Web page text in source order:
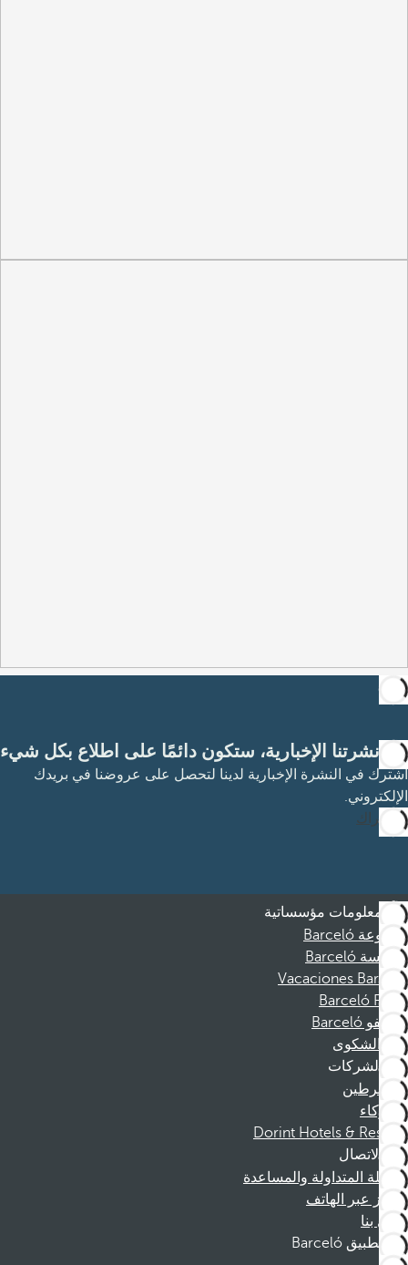
مع نشرتنا الإخبارية، ستكون دائمًا على اطلاع بكل شيء
اشترك في النشرة الإخبارية لدينا لتحصل على عروضنا في بريدك
الإلكتروني.
الاشتراك
معلومات مؤسساتية
مجموعة Barceló
مؤسسة Barceló
Vacaciones Barceló
Barceló Films
موظفو Barceló
قناة الشكوى
الشركات
المنخرطين
الشركاء
Dorint Hotels & Resorts
الاتصال
الأسئلة المتداولة والمساعدة
الحجز عبر الهاتف
اتصل بنا
تطبيق Barceló